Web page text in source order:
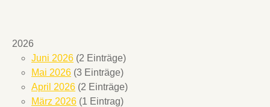
2026
Juni 2026 (2 Einträge)
Mai 2026 (3 Einträge)
April 2026 (2 Einträge)
März 2026 (1 Eintrag)